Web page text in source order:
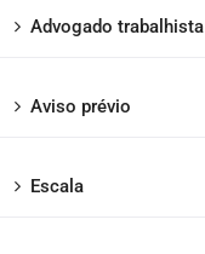
Advogado trabalhista
Aviso prévio
Escala